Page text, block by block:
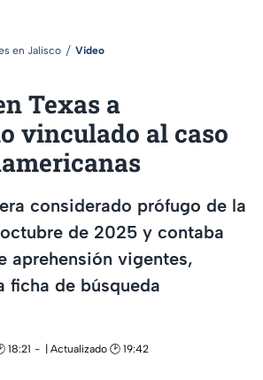
en Jalisco Video
Texas a
vinculado al caso
considerado prófugo de la
de 2025 y contaba
aprehensión vigentes,
ficha de búsqueda
18:21
| Actualizado 🕑 19:42